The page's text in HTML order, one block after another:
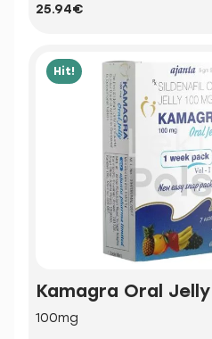
25.94€
Hit!
Kamagra Oral Jelly
100mg